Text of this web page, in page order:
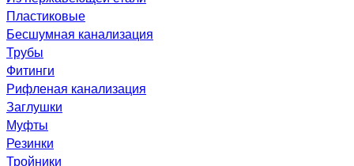
Пластиковые
Бесшумная канализация
Трубы
Фитинги
Рифленая канализация
Заглушки
Муфты
Резинки
Тройники